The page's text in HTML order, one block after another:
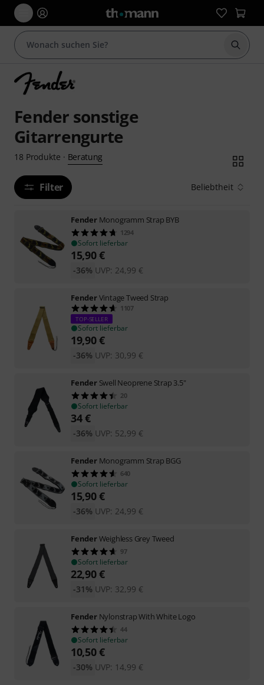
Suche
Fender sonstige
Gitarrengurte
18 Produkte · Beratung
Filter Beliebtheit
Fender Monogramm Strap BYB
1294
Sofort lieferbar
15,90€
UVP: 24,99 €
-36%
FenderVintage Tweed Strap
1107
TOP-SELLER
Sofort lieferbar
19,90€
UVP: 30,99 €
-36%
Fender Swell Neoprene Strap 3.5"
20
Sofort lieferbar
34€
UVP: 52,99 €
-36%
Fender Monogramm Strap BGG
640
Sofort lieferbar
15,90€
UVP: 24,99 €
-36%
FenderWeighless Grey Tweed
97
Sofort lieferbar
22,90€
UVP: 32,99 €
-31%
Fender Nylonstrap With White Logo
44
Sofort lieferbar
10,50€
UVP: 14,99 €
-30%